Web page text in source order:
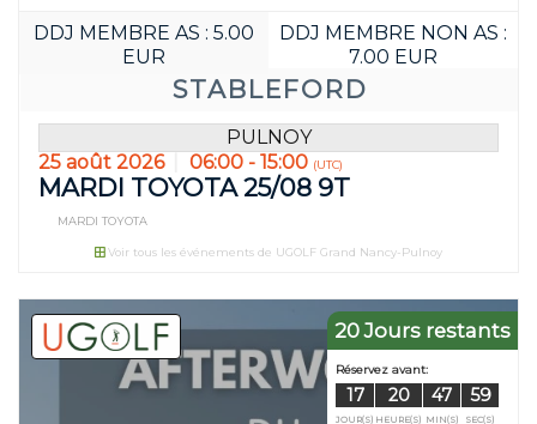
STABLEFORD
DDJ MEMBRE AS : 5.00
EUR
DDJ MEMBRE NON AS :
7.00 EUR
PULNOY
25 août 2026
06:00 - 15:00 (UTC)
MARDI TOYOTA 25/08 9T
MARDI TOYOTA
Voir tous les événements de UGOLF Grand Nancy-Pulnoy
20 Jours restants